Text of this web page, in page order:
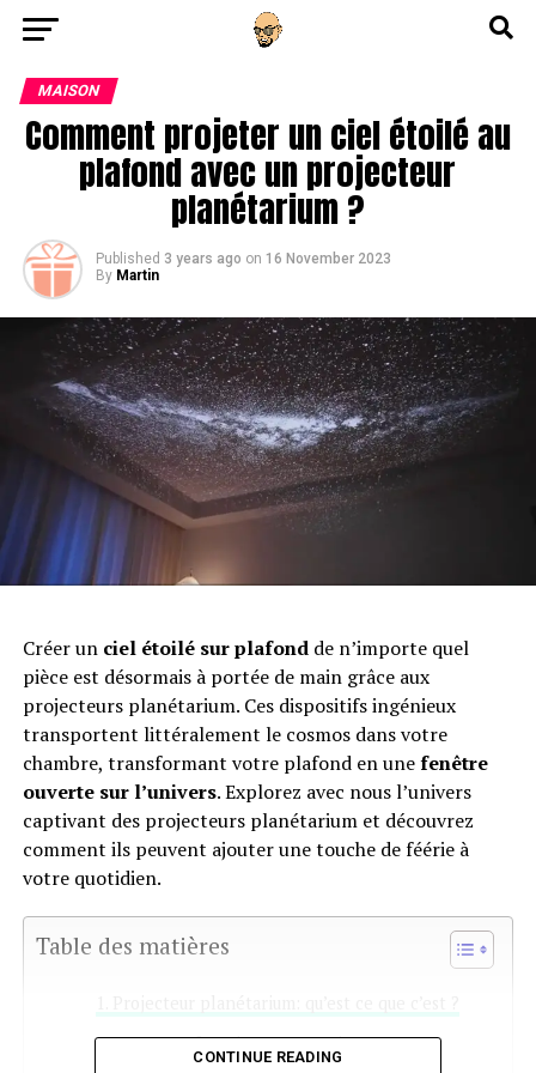
MAISON
Comment projeter un ciel étoilé au
plafond avec un projecteur
planétarium ?
Published 3 years ago on 16 November 2023
By Martin
Créer un ciel étoilé sur plafondde n’importe quel
pièce est désormais à portée de main grâce aux
projecteurs planétarium. Ces dispositifs ingénieux
transportent littéralement le cosmos dans votre
chambre, transformant votre plafond en unefenêtre
ouverte sur l’univers. Explorez avec nous l’univers
captivant des projecteurs planétarium et découvrez
comment ils peuvent ajouter une touche de féérie à
votre quotidien.
Table des matières
Comment fonctionne un projecteur
CONTINUE READING
Go to mobile version